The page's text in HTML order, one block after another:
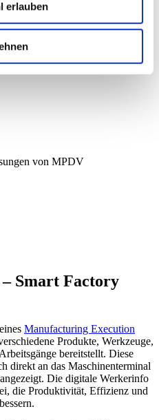
erlauben
von MPDV
Smart Factory
Manufacturing Execution
Produkte, Werkzeuge,
bereitstellt. Diese
direkt an das Maschinenterminal
Die digitale Werkerinfo
die Produktivität, Effizienz und